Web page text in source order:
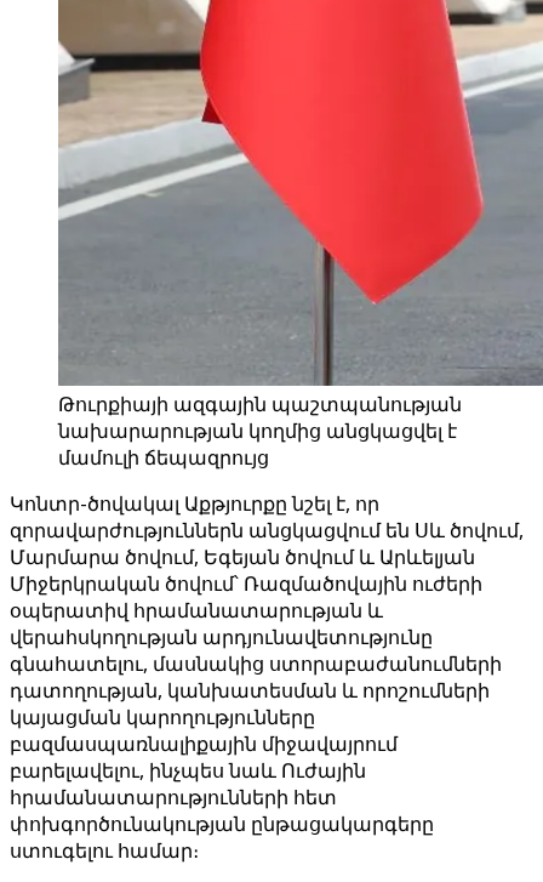
Թուրքիայի ազգային պաշտպանության
նախարարության կողմից անցկացվել է
մամուլի ճեպազրույց
Կոնտր-ծովակալ Աքթյուրքը նշել է, որ
զորավարժություններն անցկացվում են Սև ծովում,
Մարմարա ծովում, Եգեյան ծովում և Արևելյան
Միջերկրական ծովում՝ Ռազմածովային ուժերի
օպերատիվ հրամանատարության և
վերահսկողության արդյունավետությունը
գնահատելու, մասնակից ստորաբաժանումների
դատողության, կանխատեսման և որոշումների
կայացման կարողությունները
բազմասպառնալիքային միջավայրում
բարելավելու, ինչպես նաև Ուժային
հրամանատարությունների հետ
փոխգործունակության ընթացակարգերը
ստուգելու համար։